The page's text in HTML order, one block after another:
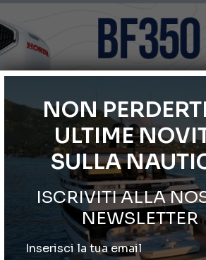
Gommoni Callegari
66° Salone Nautico
Svelati i Mondiali di
Cannes Yachting Festival 2026: tutte le
Montecristo Yachting, l’orologio
NON
ULTIME
SULLA
ISCRIVITI ALLA
NEWSLETTER
Inserisci la tua email